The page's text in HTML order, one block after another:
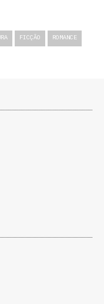
FICÇÃO ROMANCE